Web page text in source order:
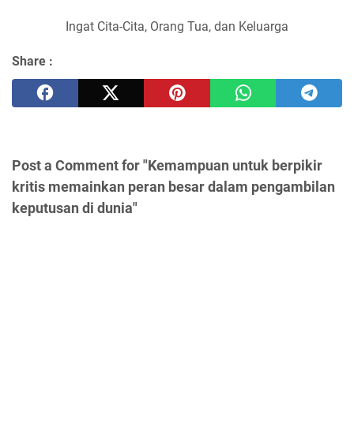
Ingat Cita-Cita, Orang Tua, dan Keluarga
Share :
Post a Comment for "Kemampuan untuk berpikir
kritis memainkan peran besar dalam pengambilan
keputusan di dunia"